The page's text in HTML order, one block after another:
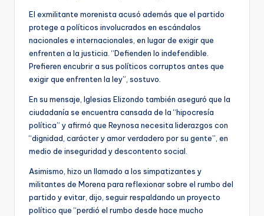
El exmilitante morenista acusó además que el partido
protege a políticos involucrados en escándalos
nacionales e internacionales, en lugar de exigir que
enfrenten a la justicia. “Defienden lo indefendible.
Prefieren encubrir a sus políticos corruptos antes que
exigir que enfrenten la ley”, sostuvo.
En su mensaje, Iglesias Elizondo también aseguró que la
ciudadanía se encuentra cansada de la “hipocresía
política” y afirmó que Reynosa necesita liderazgos con
“dignidad, carácter y amor verdadero por su gente”, en
medio de inseguridad y descontento social.
Asimismo, hizo un llamado a los simpatizantes y
militantes de Morena para reflexionar sobre el rumbo del
partido y evitar, dijo, seguir respaldando un proyecto
político que “perdió el rumbo desde hace mucho